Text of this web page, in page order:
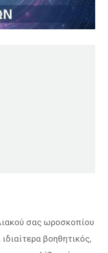
σας ωροσκοπίου
βοηθητικός,